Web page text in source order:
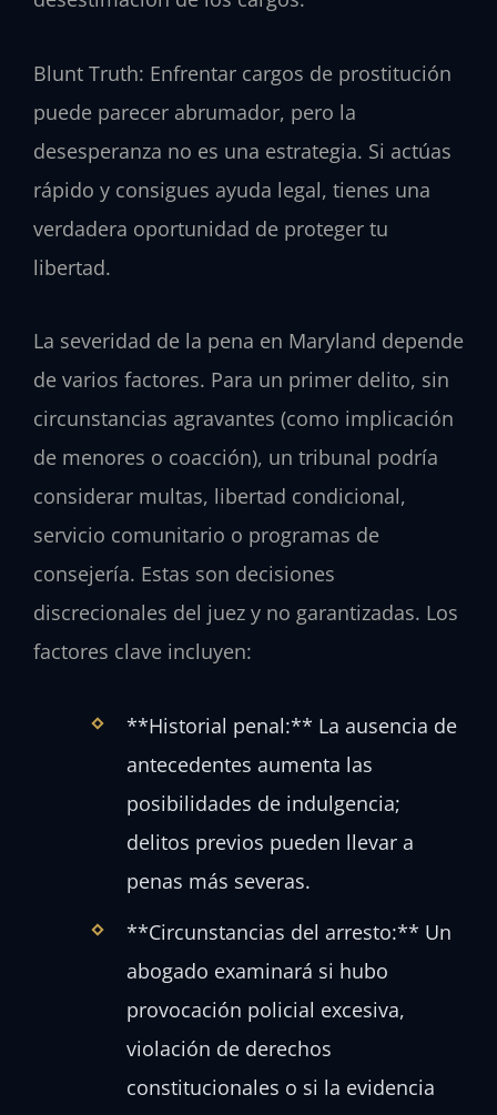
Blunt Truth: Enfrentar cargos de prostitución
puede parecer abrumador, pero la
desesperanza no es una estrategia. Si actúas
rápido y consigues ayuda legal, tienes una
verdadera oportunidad de proteger tu
libertad.
La severidad de la pena en Maryland depende
de varios factores. Para un primer delito, sin
circunstancias agravantes (como implicación
de menores o coacción), un tribunal podría
considerar multas, libertad condicional,
servicio comunitario o programas de
consejería. Estas son decisiones
discrecionales del juez y no garantizadas. Los
factores clave incluyen:
**Historial penal:** La ausencia de
antecedentes aumenta las
posibilidades de indulgencia;
delitos previos pueden llevar a
penas más severas.
**Circunstancias del arresto:** Un
abogado examinará si hubo
provocación policial excesiva,
violación de derechos
constitucionales o si la evidencia